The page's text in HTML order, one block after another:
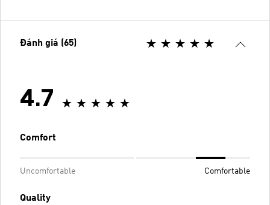
Đánh giá (65)
4.7
Comfort
Uncomfortable Comfortable
Quality